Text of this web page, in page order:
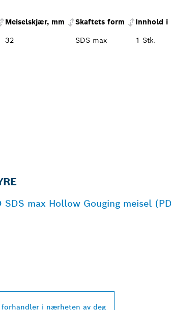
Meiselskjær, mm Skaftets form Innhold i
32 SDS max 1 Stk.
max Hollow Gouging meisel
forhandler i nærheten av deg